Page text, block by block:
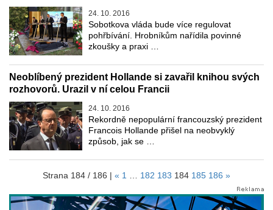
24. 10. 2016
Sobotkova vláda bude více regulovat
pohřbívání. Hrobníkům nařídila povinné
zkoušky a praxi …
Neoblíbený prezident Hollande si zavařil knihou svých
rozhovorů. Urazil v ní celou Francii
24. 10. 2016
Rekordně nepopulární francouzský prezident
Francois Hollande přišel na neobvyklý
způsob, jak se …
Strana 184 / 186 | « 1 182 183 184 185 186 »